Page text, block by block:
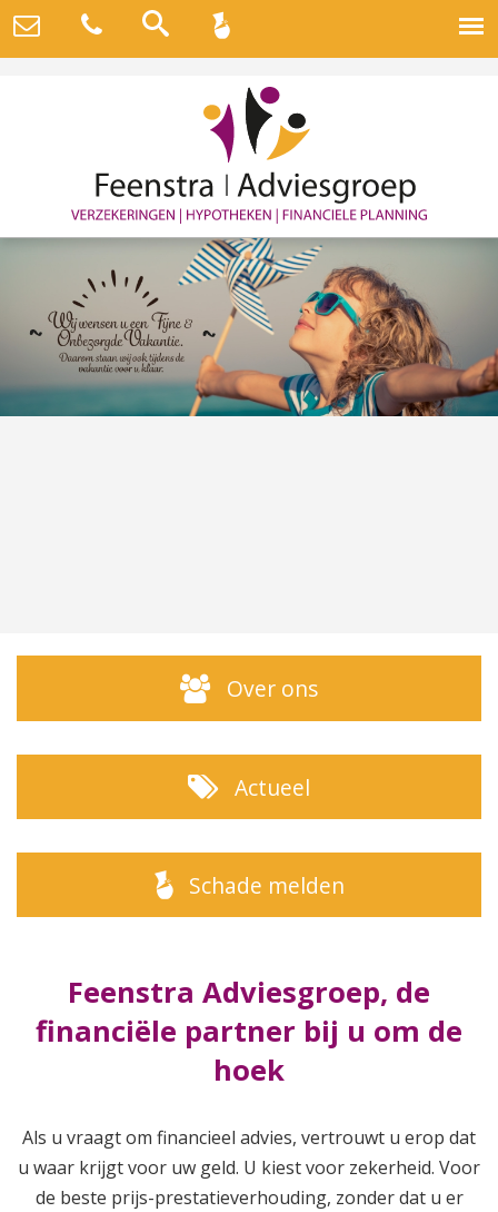
Over ons
Actueel
Schade melden
Feenstra Adviesgroep, de
financiële partner bij u om de
hoek
Als u vraagt om financieel advies, vertrouwt u erop dat
u waar krijgt voor uw geld. U kiest voor zekerheid. Voor
de beste prijs-prestatieverhouding, zonder dat u er